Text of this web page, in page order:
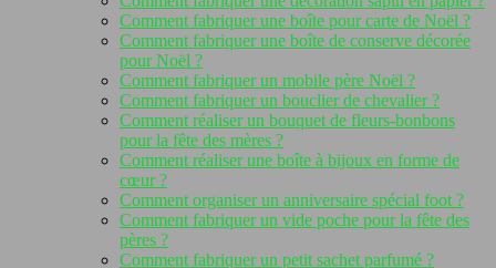
Comment fabriquer une boîte pour carte de Noël ?
Comment fabriquer une boîte de conserve décorée
pour Noël ?
Comment fabriquer un mobile père Noël ?
Comment fabriquer un bouclier de chevalier ?
Comment réaliser un bouquet de fleurs-bonbons
pour la fête des mères ?
Comment réaliser une boîte à bijoux en forme de
cœur ?
Comment organiser un anniversaire spécial foot ?
Comment fabriquer un vide poche pour la fête des
pères ?
Comment fabriquer un petit sachet parfumé ?